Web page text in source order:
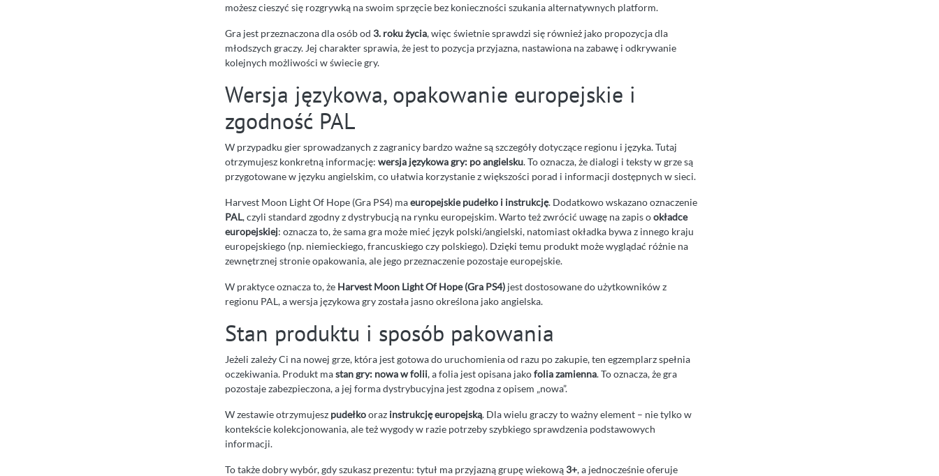
możesz cieszyć się rozgrywką na swoim sprzęcie bez konieczności szukania alternatywnych platform.
Gra jest przeznaczona dla osób od 3. roku życia, więc świetnie sprawdzi się również jako propozycja dla
młodszych graczy. Jej charakter sprawia, że jest to pozycja przyjazna, nastawiona na zabawę i odkrywanie
kolejnych możliwości w świecie gry.
Wersja językowa, opakowanie europejskie i
zgodność PAL
W przypadku gier sprowadzanych z zagranicy bardzo ważne są szczegóły dotyczące regionu i języka. Tutaj
otrzymujesz konkretną informację: wersja językowa gry: po angielsku. To oznacza, że dialogi i teksty w grze są
przygotowane w języku angielskim, co ułatwia korzystanie z większości porad i informacji dostępnych w sieci.
Harvest Moon Light Of Hope (Gra PS4) maeuropejskie pudełko i instrukcję. Dodatkowo wskazano oznaczenie
PAL, czyli standard zgodny z dystrybucją na rynku europejskim. Warto też zwrócić uwagę na zapis ookładce
europejskiej: oznacza to, że sama gra może mieć język polski/angielski, natomiast okładka bywa z innego kraju
europejskiego (np. niemieckiego, francuskiego czy polskiego). Dzięki temu produkt może wyglądać różnie na
zewnętrznej stronie opakowania, ale jego przeznaczenie pozostaje europejskie.
W praktyce oznacza to, że Harvest Moon Light Of Hope (Gra PS4) jest dostosowane do użytkowników z
regionu PAL, a wersja językowa gry została jasno określona jako angielska.
Stan produktu i sposób pakowania
Jeżeli zależy Ci na nowej grze, która jest gotowa do uruchomienia od razu po zakupie, ten egzemplarz spełnia
oczekiwania. Produkt mastan gry: nowa w folii, a folia jest opisana jakofolia zamienna. To oznacza, że gra
pozostaje zabezpieczona, a jej forma dystrybucyjna jest zgodna z opisem „nowa”.
W zestawie otrzymujesz pudełkooraz instrukcję europejską. Dla wielu graczy to ważny element – nie tylko w
kontekście kolekcjonowania, ale też wygody w razie potrzeby szybkiego sprawdzenia podstawowych
informacji.
To także dobry wybór, gdy szukasz prezentu: tytuł ma przyjazną grupę wiekową3+, a jednocześnie oferuje